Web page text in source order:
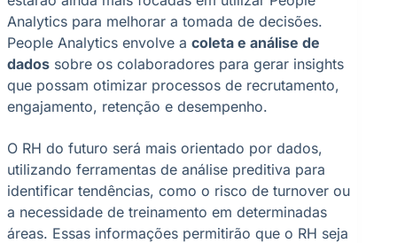
Analytics para melhorar a tomada de decisões.
People Analytics envolve a coleta e análise de
dados sobre os colaboradores para gerar insights
que possam otimizar processos de recrutamento,
engajamento, retenção e desempenho.
O RH do futuro será mais orientado por dados,
utilizando ferramentas de análise preditiva para
identificar tendências, como o risco de turnover ou
a necessidade de treinamento em determinadas
áreas. Essas informações permitirão que o RH seja